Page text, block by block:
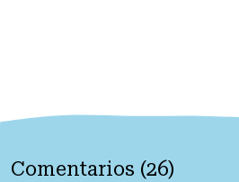
Comentarios (26)